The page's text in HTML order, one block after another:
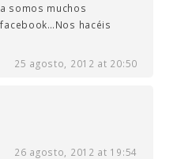
somos muchos
hacéis
25 agosto, 2012 at 20:50
26 agosto, 2012 at 19:54